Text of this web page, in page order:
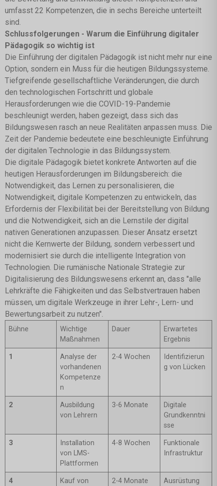
umfasst 22 Kompetenzen, die in sechs Bereiche unterteilt
sind.
Schlussfolgerungen - Warum die Einführung digitaler
Pädagogik so wichtig ist
Die Einführung der digitalen Pädagogik ist nicht mehr nur eine
Option, sondern ein Muss für die heutigen Bildungssysteme.
Tiefgreifende gesellschaftliche Veränderungen, die durch
den technologischen Fortschritt und globale
Herausforderungen wie die COVID-19-Pandemie
beschleunigt werden, haben gezeigt, dass sich das
Bildungswesen rasch an neue Realitäten anpassen muss. Die
Zeit der Pandemie bedeutete eine beschleunigte Einführung
der digitalen Technologie in das Bildungssystem.
Die digitale Pädagogik bietet konkrete Antworten auf die
heutigen Herausforderungen im Bildungsbereich: die
Notwendigkeit, das Lernen zu personalisieren, die
Notwendigkeit, digitale Kompetenzen zu entwickeln, das
Erfordernis der Flexibilität bei der Bereitstellung von Bildung
und die Notwendigkeit, sich an die Lernstile der digital
nativen Generationen anzupassen. Dieser Ansatz ersetzt
nicht die Kernwerte der Bildung, sondern verbessert und
modernisiert sie durch die intelligente Integration von
Technologien. Die rumänische Nationale Strategie zur
Digitalisierung des Bildungswesens erkennt an, dass "alle
Lehrkräfte die Fähigkeiten und das Selbstvertrauen haben
müssen, um digitale Werkzeuge in ihrer Lehr-, Lern- und
Bewertungsarbeit zu nutzen".
Bühne
Wichtige
Maßnahmen
Dauer
Erwartetes
Ergebnis
1
Analyse der
vorhandenen
Kompetenze
n
2-4 Wochen
Identifizierun
g von Lücken
2
Ausbildung
von Lehrern
3-6 Monate
Digitale
Grundkenntni
sse
3
Installation
von LMS-
Plattformen
4-8 Wochen
Funktionale
Infrastruktur
4
Kauf von
2-4 Monate
Ausrüstung